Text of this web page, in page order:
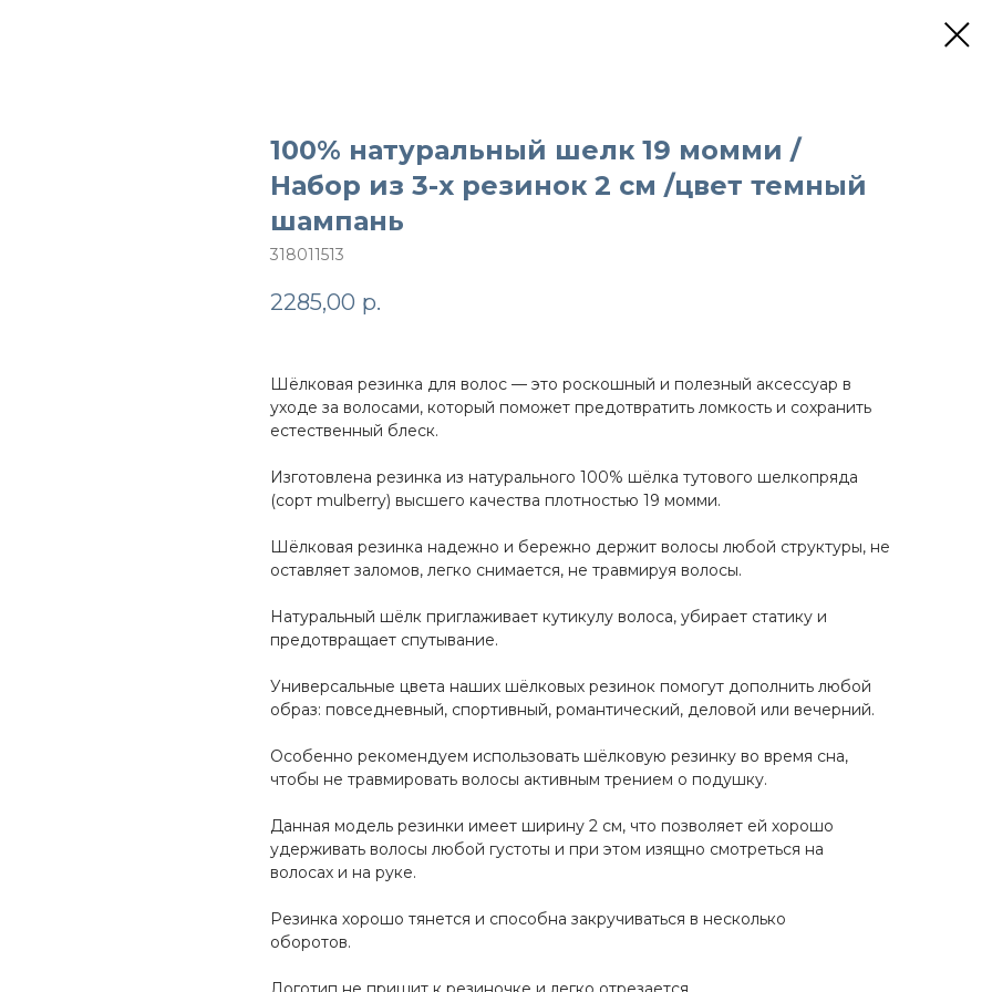
100% натуральный шелк 19 момми /
Набор из 3-х резинок 2 см /цвет темный
шампань
318011513
2285,00 р.
Шёлковая резинка для волос — это роскошный и полезный аксессуар в
уходе за волосами, который поможет предотвратить ломкость и сохранить
естественный блеск.
Изготовлена резинка из натурального 100% шёлка тутового шелкопряда
(сорт mulberry) высшего качества плотностью 19 момми.
Шёлковая резинка надежно и бережно держит волосы любой структуры, не
оставляет заломов, легко снимается, не травмируя волосы.
Натуральный шёлк приглаживает кутикулу волоса, убирает статику и
предотвращает спутывание.
Универсальные цвета наших шёлковых резинок помогут дополнить любой
образ: повседневный, спортивный, романтический, деловой или вечерний.
Особенно рекомендуем использовать шёлковую резинку во время сна,
чтобы не травмировать волосы активным трением о подушку.
Данная модель резинки имеет ширину 2 см, что позволяет ей хорошо
удерживать волосы любой густоты и при этом изящно смотреться на
волосах и на руке.
Резинка хорошо тянется и способна закручиваться в несколько
оборотов.